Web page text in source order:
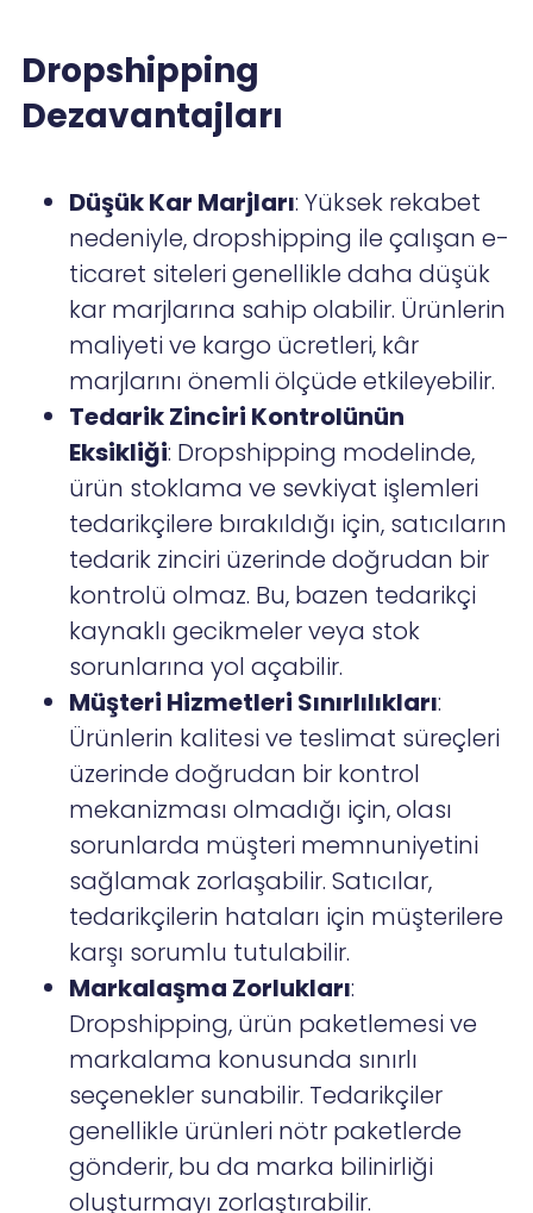
Dropshipping
Dezavantajları
Düşük Kar Marjları: Yüksek rekabet
nedeniyle, dropshipping ile çalışan e-
ticaret siteleri genellikle daha düşük
kar marjlarına sahip olabilir. Ürünlerin
maliyeti ve kargo ücretleri, kâr
marjlarını önemli ölçüde etkileyebilir.
Tedarik Zinciri Kontrolünün
Eksikliği: Dropshipping modelinde,
ürün stoklama ve sevkiyat işlemleri
tedarikçilere bırakıldığı için, satıcıların
tedarik zinciri üzerinde doğrudan bir
kontrolü olmaz. Bu, bazen tedarikçi
kaynaklı gecikmeler veya stok
sorunlarına yol açabilir.
Müşteri Hizmetleri Sınırlılıkları:
Ürünlerin kalitesi ve teslimat süreçleri
üzerinde doğrudan bir kontrol
mekanizması olmadığı için, olası
sorunlarda müşteri memnuniyetini
sağlamak zorlaşabilir. Satıcılar,
tedarikçilerin hataları için müşterilere
karşı sorumlu tutulabilir.
Markalaşma Zorlukları:
Dropshipping, ürün paketlemesi ve
markalama konusunda sınırlı
seçenekler sunabilir. Tedarikçiler
genellikle ürünleri nötr paketlerde
gönderir, bu da marka bilinirliği
oluşturmayı zorlaştırabilir.